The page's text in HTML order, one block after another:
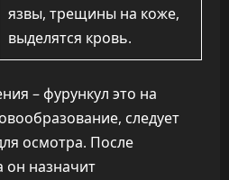
язвы, трещины на коже,
выделятся кровь.
– фурункул это на
следует
осмотра. После
он назначит